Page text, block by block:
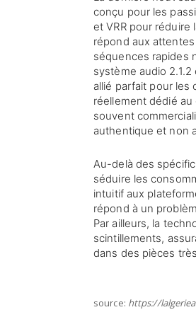
conçu pour les
et VRR pour
répond aux
séquences rapides
système audio
allié parfait pour les
réellement dédié
souvent
authentique et non
Au-delà des
séduire les
intuitif aux
répond à un
Par ailleurs, la
scintillements,
dans des pièces
source: https://